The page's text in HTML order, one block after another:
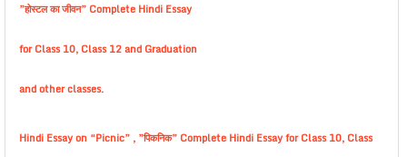
”होस्टल का जीवन” Complete Hindi Essay
for Class 10, Class 12 and Graduation
and other classes.
Hindi Essay on “Picnic” , ”पिकनिक” Complete Hindi Essay for Class 10, Class